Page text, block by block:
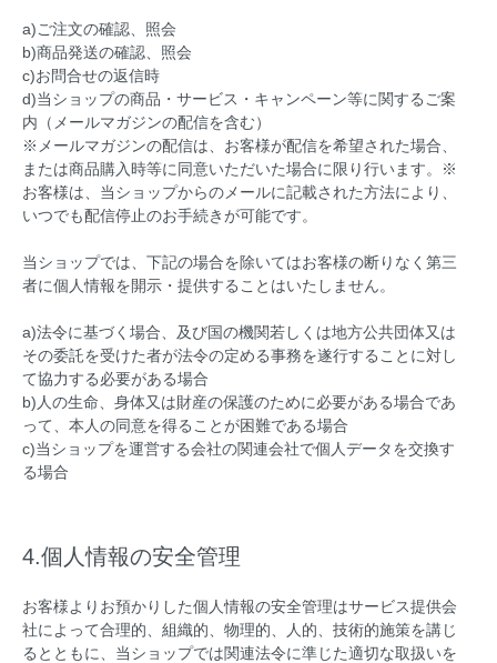
a)ご注文の確認、照会
b)商品発送の確認、照会
c)お問合せの返信時
d)当ショップの商品・サービス・キャンペーン等に関するご案
内（メールマガジンの配信を含む）
※メールマガジンの配信は、お客様が配信を希望された場合、
または商品購入時等に同意いただいた場合に限り行います。※
お客様は、当ショップからのメールに記載された方法により、
いつでも配信停止のお手続きが可能です。
当ショップでは、下記の場合を除いてはお客様の断りなく第三
者に個人情報を開示・提供することはいたしません。
a)法令に基づく場合、及び国の機関若しくは地方公共団体又は
その委託を受けた者が法令の定める事務を遂行することに対し
て協力する必要がある場合
b)人の生命、身体又は財産の保護のために必要がある場合であ
って、本人の同意を得ることが困難である場合
c)当ショップを運営する会社の関連会社で個人データを交換す
る場合
4.個人情報の安全管理
お客様よりお預かりした個人情報の安全管理はサービス提供会
社によって合理的、組織的、物理的、人的、技術的施策を講じ
るとともに、当ショップでは関連法令に準じた適切な取扱いを